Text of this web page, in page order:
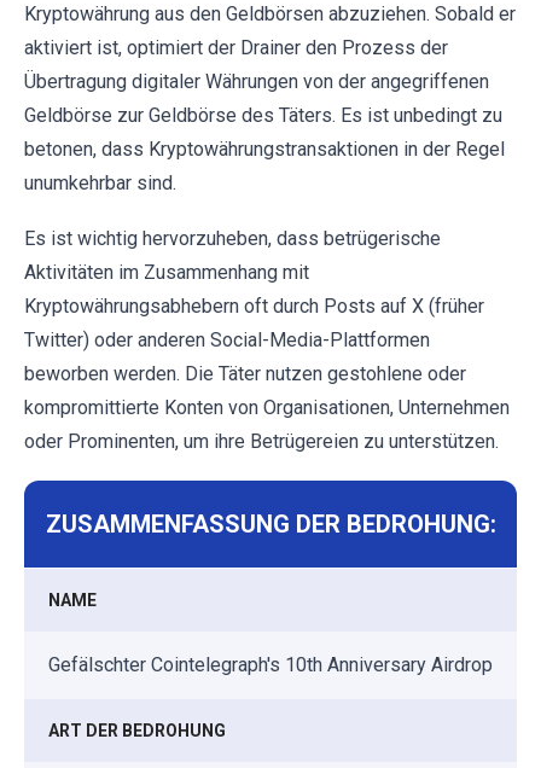
Kryptowährung aus den Geldbörsen abzuziehen. Sobald er
aktiviert ist, optimiert der Drainer den Prozess der
Übertragung digitaler Währungen von der angegriffenen
Geldbörse zur Geldbörse des Täters. Es ist unbedingt zu
betonen, dass Kryptowährungstransaktionen in der Regel
unumkehrbar sind.
Es ist wichtig hervorzuheben, dass betrügerische
Aktivitäten im Zusammenhang mit
Kryptowährungsabhebern oft durch Posts auf X (früher
Twitter) oder anderen Social-Media-Plattformen
beworben werden. Die Täter nutzen gestohlene oder
kompromittierte Konten von Organisationen, Unternehmen
oder Prominenten, um ihre Betrügereien zu unterstützen.
ZUSAMMENFASSUNG DER BEDROHUNG:
NAME
Gefälschter Cointelegraph's 10th Anniversary Airdrop
ART DER BEDROHUNG